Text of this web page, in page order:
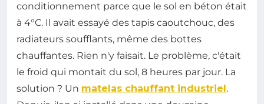
conditionnement parce que le sol en béton était
à 4°C. Il avait essayé des tapis caoutchouc, des
radiateurs soufflants, même des bottes
chauffantes. Rien n'y faisait. Le problème, c'était
le froid qui montait du sol, 8 heures par jour. La
solution ? Un matelas chauffant industriel .